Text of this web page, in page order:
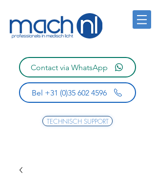
Contact via WhatsApp
Bel +31 (0)35 602 4596
TECHNISCH SUPPORT